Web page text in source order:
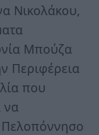
Νικολάκου,
Μπούζα
Περιφέρεια
που
να
Πελοπόννησο